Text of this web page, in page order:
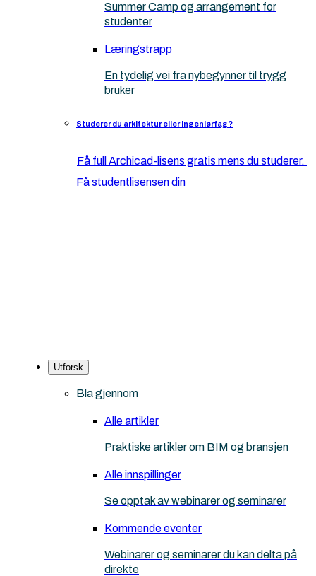
Summer Camp og arrangement for
studenter
Læringstrapp
En tydelig vei fra nybegynner til trygg
bruker
Studerer du arkitektur eller ingeniørfag?
Få full Archicad-lisens gratis mens du studerer.
Få studentlisensen din
Utforsk
Bla gjennom
Alle artikler
Praktiske artikler om BIM og bransjen
Alle innspillinger
Se opptak av webinarer og seminarer
Kommende eventer
Webinarer og seminarer du kan delta på
direkte